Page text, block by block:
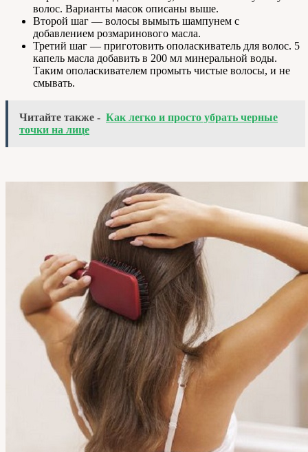
волос. Варианты масок описаны выше.
Второй шаг — волосы вымыть шампунем с
добавлением розмаринового масла.
Третий шаг — приготовить ополаскиватель для волос. 5
капель масла добавить в 200 мл минеральной воды.
Таким ополаскивателем промыть чистые волосы, и не
смывать.
Читайте также - Как легко и просто убрать черные
точки на лице